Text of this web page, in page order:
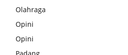
Olahraga
Opini
Opini